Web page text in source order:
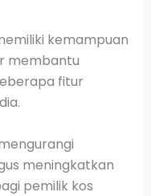
kemampuan
membantu
fitur
meningkatkan
pemilik kos